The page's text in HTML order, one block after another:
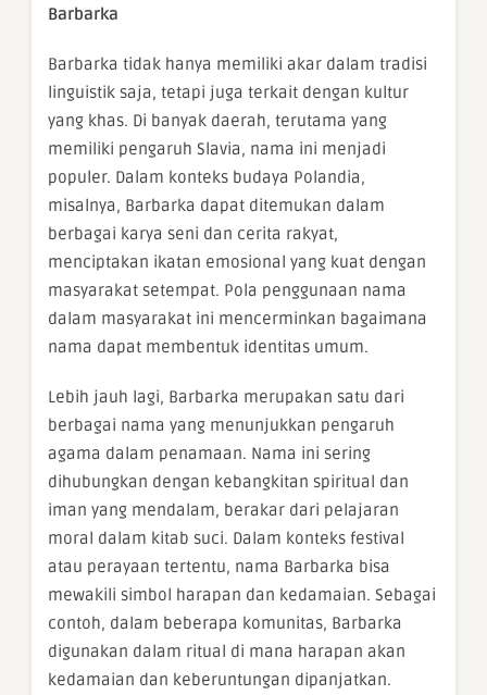
Barbarka
Barbarka tidak hanya memiliki akar dalam tradisi
linguistik saja, tetapi juga terkait dengan kultur
yang khas. Di banyak daerah, terutama yang
memiliki pengaruh Slavia, nama ini menjadi
populer. Dalam konteks budaya Polandia,
misalnya, Barbarka dapat ditemukan dalam
berbagai karya seni dan cerita rakyat,
menciptakan ikatan emosional yang kuat dengan
masyarakat setempat. Pola penggunaan nama
dalam masyarakat ini mencerminkan bagaimana
nama dapat membentuk identitas umum.
Lebih jauh lagi, Barbarka merupakan satu dari
berbagai nama yang menunjukkan pengaruh
agama dalam penamaan. Nama ini sering
dihubungkan dengan kebangkitan spiritual dan
iman yang mendalam, berakar dari pelajaran
moral dalam kitab suci. Dalam konteks festival
atau perayaan tertentu, nama Barbarka bisa
mewakili simbol harapan dan kedamaian. Sebagai
contoh, dalam beberapa komunitas, Barbarka
digunakan dalam ritual di mana harapan akan
kedamaian dan keberuntungan dipanjatkan.